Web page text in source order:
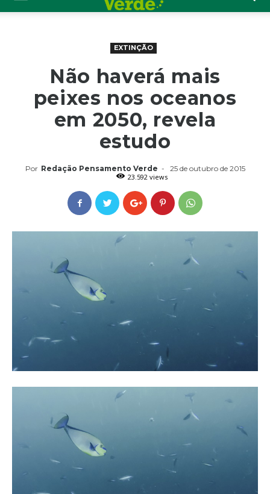
EXTINÇÃO
Não haverá mais
peixes nos oceanos
em 2050, revela
estudo
Por Redação Pensamento Verde -
25 de outubro de 2015
23.592 views